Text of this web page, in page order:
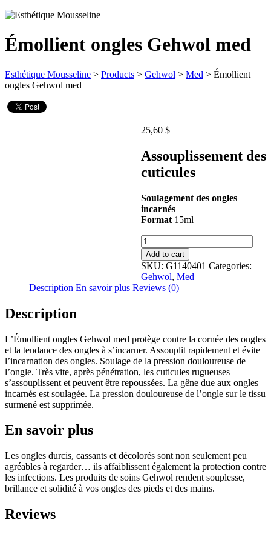
Émollient ongles Gehwol med
Esthétique Mousseline > Products > Gehwol > Med > Émollient
ongles Gehwol med
25,60 $
Assouplissement des
cuticules
Soulagement des ongles
incarnés
Format15ml
Émollient
ongles
Gehwol
med
quantity
Add to cart
SKU: G1140401 Categories:
Gehwol, Med
Description En savoir plus Reviews (0)
Description
L’Émollient ongles Gehwol med protège contre la cornée des ongles
et la tendance des ongles à s’incarner. Assouplit rapidement et évite
l’incarnation des ongles. Soulage de la pression douloureuse de
l’ongle. Très vite, après pénétration, les cuticules rugueuses
s’assouplissent et peuvent être repoussées. La gêne due aux ongles
incarnés est soulagée. La pression douloureuse de l’ongle sur le tissu
surmené est supprimée.
En savoir plus
Les ongles durcis, cassants et décolorés sont non seulement peu
agréables à regarder… ils affaiblissent également la protection contre
les infections. Les produits de soins Gehwol rendent souplesse,
brillance et solidité à vos ongles des pieds et des mains.
Reviews